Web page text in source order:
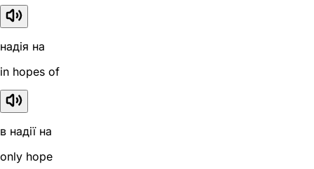
надія на
in hopes of
в надії на
only hope